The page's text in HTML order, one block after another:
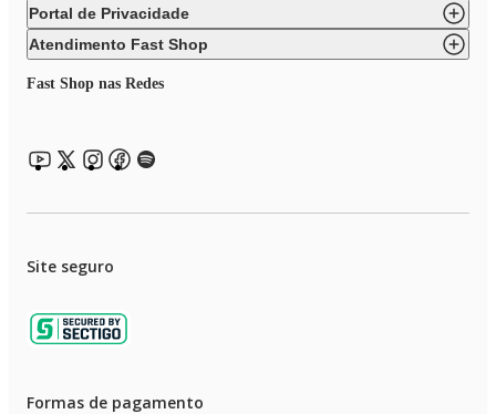
Portal de Privacidade
Atendimento Fast Shop
Fast Shop nas Redes
Site seguro
Formas de pagamento